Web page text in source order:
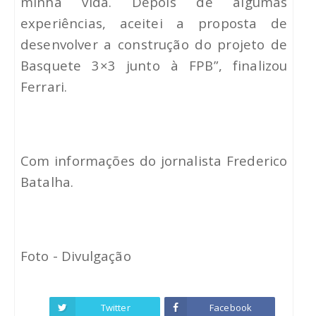
experiências, aceitei a proposta de
desenvolver a construção do projeto de
Basquete 3×3 junto à FPB”, finalizou
Ferrari.
Com informações do jornalista Frederico
Batalha.
Foto - Divulgação
Twitter Facebook